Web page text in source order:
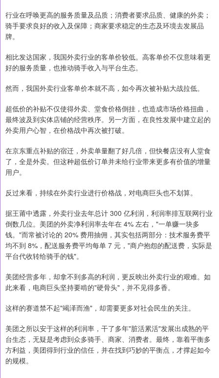
行业在呼唤更高的服务质量及品质；消费者要求品质、健康的外卖；
骑手要求良好的收入及保障；商家要求稳定的生态及环境去发展品
牌。
相比发达国家，我国外卖行业的客单价较低。高客单价不仅意味着更
好的服务质量，也推动骑手收入与平台生态。
然而，我国外卖行业客单价本就不高，如今再次被补贴大战拉低。
超低价的补贴不仅使得外卖、堂食价格倒挂，也造成市场价格扭曲，
最终波及到实体店铺的经营秩序。另一方面，在良性发展中建立起的
外卖用户心智，在价格战中再次被打破。
在京东重点补贴的宿迁，外卖单量翻了好几倍，但快餐店没有人堂食
了，全是外卖。但这种超低价订单并未给行业带来更多有价值的增量
用户。
反过来看，持续在外卖行业进行价格战，对电商巨头也不划算。
据王莆中透露，外卖行业去年总计 300 亿利润，利润率排互联网行业
倒数几位。美团的外卖净利润率去年在 4% 左右，"一单赚一块多
钱。"而常被讨论的 20% 费用抽佣，其实包括两部分：技术服务费平
均不到 8%，配送服务费平均每单 7 元，"商户抱怨的配送费，实际是
平台代收转给骑手的钱"。
美团经营多年，却拿不到多高的利润，更反映出外卖行业的艰难。如
此来看，电商巨头坚持要啃的"硬骨头"，并不见得多香。
这样的赛道禁不起"竭泽而渔"，却需要更多对社会民生的关注。
美团之所以安于这样的利润率，干了多年"脏活累活"发展出成熟的平
台生态，无疑是考虑到众多骑手、商家、消费者。最终，靠着平衡多
方利益，美团得到行业的信任，并在找到巧妙的平衡点，才撑起如今
的规模。